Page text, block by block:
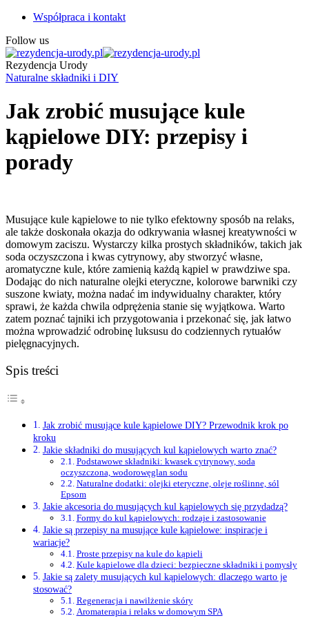
Współpraca i kontakt
Follow us
Rezydencja Urody
Naturalne składniki i DIY
Jak zrobić musujące kule
kąpielowe DIY: przepisy i
porady
Musujące kule kąpielowe to nie tylko efektowny sposób na relaks,
ale także doskonała okazja do odkrywania własnej kreatywności w
domowym zaciszu. Wystarczy kilka prostych składników, takich jak
soda oczyszczona i kwas cytrynowy, aby stworzyć własne,
aromatyczne kule, które zamienią każdą kąpiel w prawdziwe spa.
Dodając do nich naturalne olejki eteryczne, kolorowe barwniki czy
suszone kwiaty, można nadać im indywidualny charakter, który
sprawi, że każda chwila odprężenia stanie się wyjątkowa. Warto
zatem poznać tajniki ich przygotowania i przekonać się, jak łatwo
można wprowadzić odrobinę luksusu do codziennych rytuałów
pielęgnacyjnych.
Spis treści
Jak zrobić musujące kule kąpielowe DIY? Przewodnik krok po
kroku
Jakie składniki do musujących kul kąpielowych warto znać?
Podstawowe składniki: kwasek cytrynowy, soda
oczyszczona, wodorowęglan sodu
Naturalne dodatki: olejki eteryczne, oleje roślinne, sól
Epsom
Jakie akcesoria do musujących kul kąpielowych się przydadzą?
Formy do kul kąpielowych: rodzaje i zastosowanie
Jakie są przepisy na musujące kule kąpielowe: inspiracje i
wariacje?
Proste przepisy na kule do kąpieli
Kule kąpielowe dla dzieci: bezpieczne składniki i pomysły
Jakie są zalety musujących kul kąpielowych: dlaczego warto je
stosować?
Regeneracja i nawilżenie skóry
Aromaterapia i relaks w domowym SPA